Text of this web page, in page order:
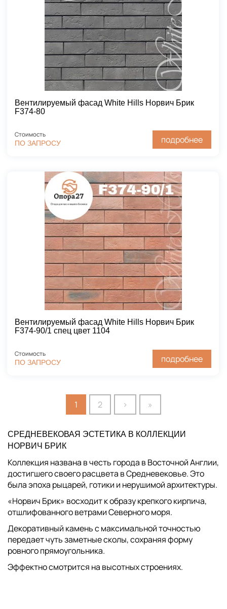
Вентилируемый фасад White Hills Норвич Брик
F374-80
Стоимость
ПО ЗАПРОСУ
подробнее
Вентилируемый фасад White Hills Норвич Брик
F374-90/1 спец цвет 1104
Стоимость
ПО ЗАПРОСУ
подробнее
1 2 › »
СРЕДНЕВЕКОВАЯ ЭСТЕТИКА В КОЛЛЕКЦИИ
НОРВИЧ БРИК
Коллекция названа в честь города в Восточной Англии,
достигшего своего расцвета в Средневековье. Это
была эпоха рыцарей, готики и нерушимой архитектуры.
«Норвич Брик» восходит к образу крепкого кирпича,
отшлифованного ветрами Северного моря.
Декоративный камень с максимальной точностью
передает чуть заметные сколы, сохраняя форму
ровного прямоугольника.
Эффектно смотрится на высотных строениях.